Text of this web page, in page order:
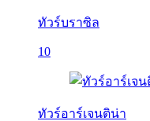
ทัวร์บราซิล
10
ทัวร์อาร์เจนติน่า